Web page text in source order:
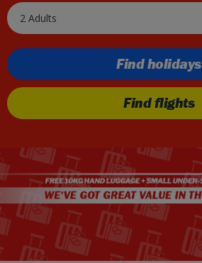
2 Adults
Find holidays
Find flights